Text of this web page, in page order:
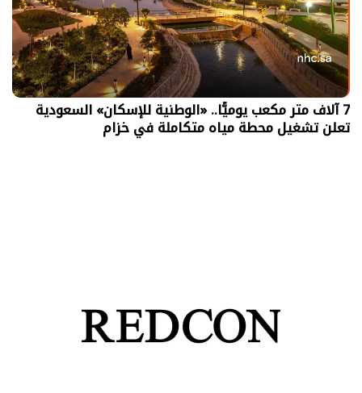
7 آلاف متر مكعب يوميًّا.. «الوطنية للإسكان» السعودية
تعلن تشغيل محطة مياه متكاملة في خزام